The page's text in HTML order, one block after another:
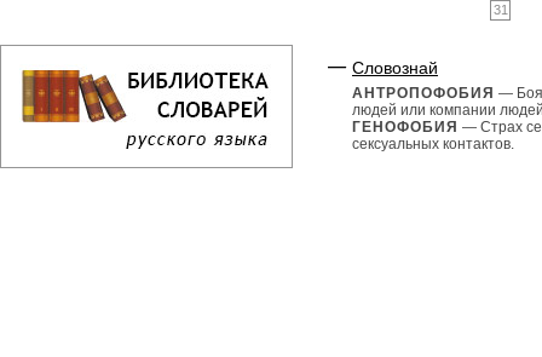
31
Словознай
АНТРОПОФОБИЯ —
людей или компании
ГЕНОФОБИЯ — Страх
сексуальных контактов.